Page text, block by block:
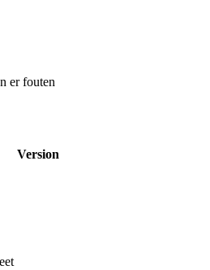
er fouten
Version